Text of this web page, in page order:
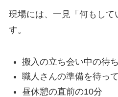
現場には、一見「何もして
す。
搬入の立ち会い中の待
職人さんの準備を待っ
昼休憩の直前の10分